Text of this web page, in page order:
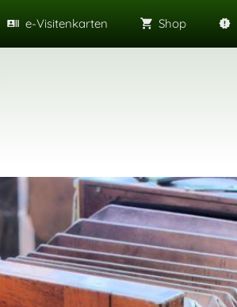
e-Visitenkarten Shop